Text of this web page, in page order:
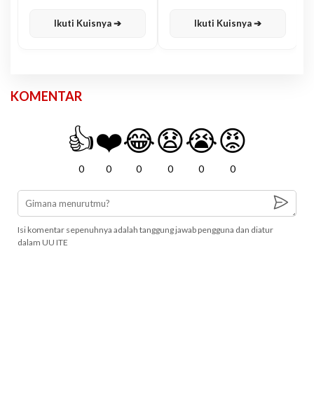
Ikuti Kuisnya ➔ Ikuti Kuisnya ➔
KOMENTAR
👍
0
❤️
0
😂
0
😧
0
😭
0
😡
0
Isi komentar sepenuhnya adalah tanggung jawab pengguna dan diatur
dalam UU ITE